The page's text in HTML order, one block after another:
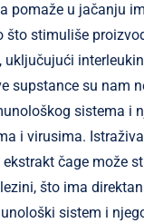
pomaže u jačanju
što stimuliše
uključujući
supstance su nam
sistema i
i virusima.
čage može
što ima
sistem i